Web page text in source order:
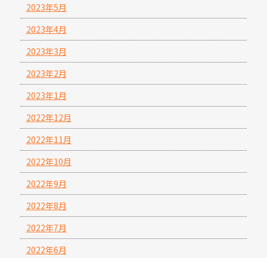
2023年5月
2023年4月
2023年3月
2023年2月
2023年1月
2022年12月
2022年11月
2022年10月
2022年9月
2022年8月
2022年7月
2022年6月